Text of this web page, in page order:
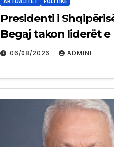
AKTUALITET POLITIKË
Presidenti i
Begaj takon liderët e
shqiptare në Ulqin
06/08/2026 ADMINI